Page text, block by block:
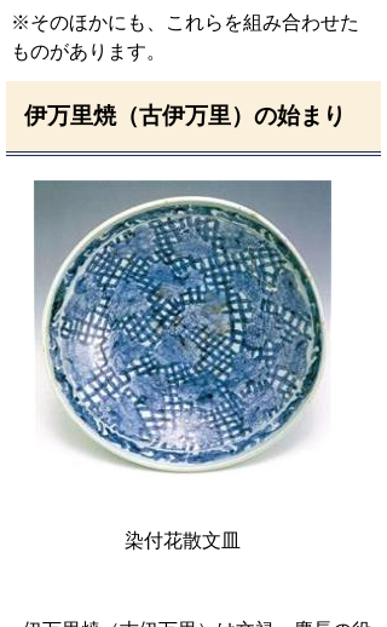
※そのほかにも、これらを組み合わせた
ものがあります。
伊万里焼（古伊万里）の始まり
染付花散文皿